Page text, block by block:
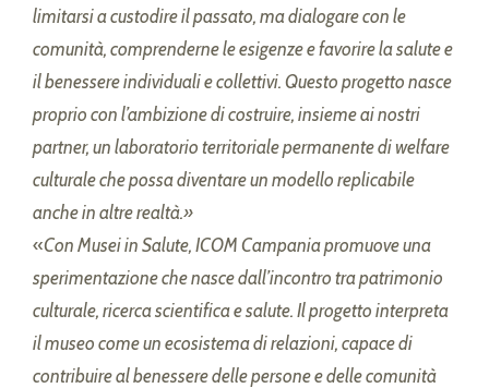
limitarsi a custodire il passato, ma dialogare con le
comunità, comprenderne le esigenze e favorire la salute e
il benessere individuali e collettivi. Questo progetto nasce
proprio con l’ambizione di costruire, insieme ai nostri
partner, un laboratorio territoriale permanente di welfare
culturale che possa diventare un modello replicabile
anche in altre realtà.»
«Con Musei in Salute, ICOM Campania promuove una
sperimentazione che nasce dall’incontro tra patrimonio
culturale, ricerca scientifica e salute. Il progetto interpreta
il museo come un ecosistema di relazioni, capace di
contribuire al benessere delle persone e delle comunità